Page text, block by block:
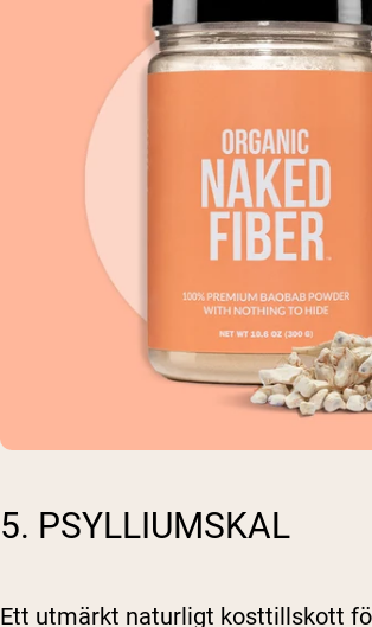
5. PSYLLIUMSKAL
Ett utmärkt naturligt kosttillskott